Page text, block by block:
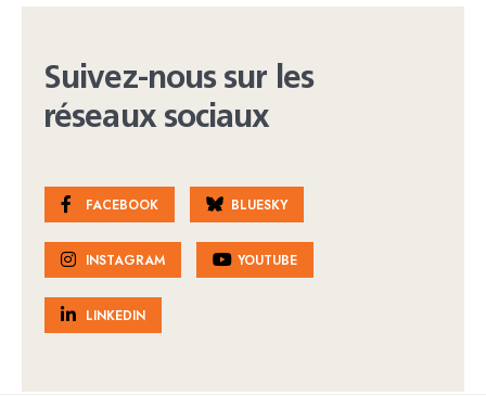
Suivez-nous sur les
réseaux sociaux
FACEBOOK BLUESKY
INSTAGRAM YOUTUBE
LINKEDIN